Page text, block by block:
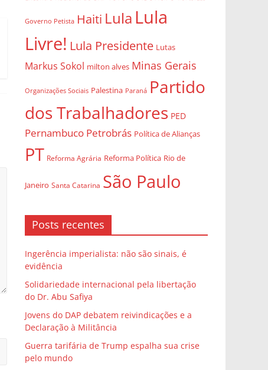
Governo Petista Haiti Lula Lula
Livre! Lula Presidente Lutas
Markus Sokol milton alves Minas Gerais
Organizações Sociais Palestina Paraná Partido
dos Trabalhadores PED
Pernambuco Petrobrás Política de Alianças
PT Reforma Agrária Reforma Política Rio de
Janeiro Santa Catarina São Paulo
Posts recentes
Ingerência imperialista: não são sinais, é
evidência
Solidariedade internacional pela libertação
do Dr. Abu Safiya
Jovens do DAP debatem reivindicações e a
Declaração à Militância
Guerra tarifária de Trump espalha sua crise
pelo mundo